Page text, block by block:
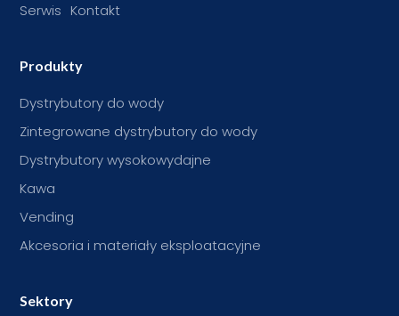
Serwis Kontakt
Produkty
Dystrybutory do wody
Zintegrowane dystrybutory do wody
Dystrybutory wysokowydajne
Kawa
Vending
Akcesoria i materiały eksploatacyjne
Sektory